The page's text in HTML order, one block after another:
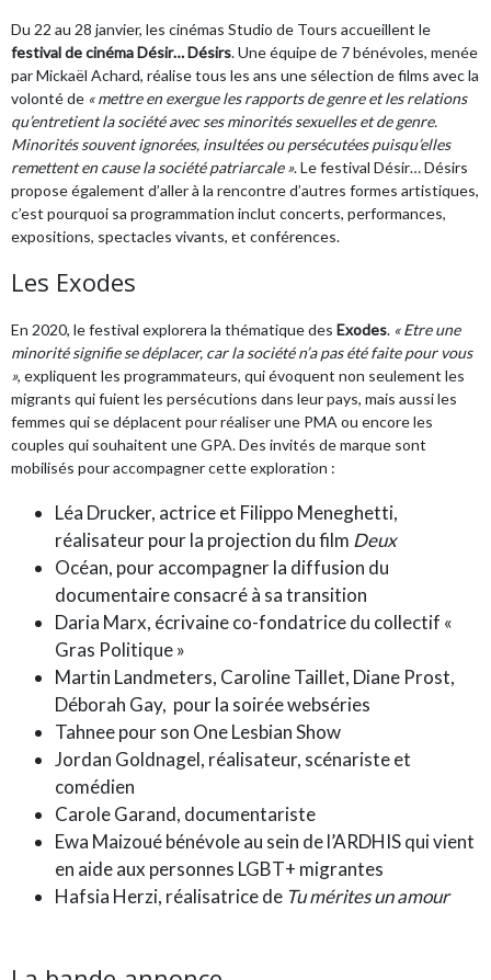
Du 22 au 28 janvier, les cinémas Studio de Tours accueillent le
festival de cinéma Désir… Désirs. Une équipe de 7 bénévoles, menée
par Mickaël Achard, réalise tous les ans une sélection de films avec la
volonté de « mettre en exergue les rapports de genre et les relations
qu’entretient la société avec ses minorités sexuelles et de genre.
Minorités souvent ignorées, insultées ou persécutées puisqu’elles
remettent en cause la société patriarcale ». Le festival Désir… Désirs
propose également d’aller à la rencontre d’autres formes artistiques,
c’est pourquoi sa programmation inclut concerts, performances,
expositions, spectacles vivants, et conférences.
Les Exodes
En 2020, le festival explorera la thématique des Exodes. « Etre une
minorité signifie se déplacer, car la société n’a pas été faite pour vous
», expliquent les programmateurs, qui évoquent non seulement les
migrants qui fuient les persécutions dans leur pays, mais aussi les
femmes qui se déplacent pour réaliser une PMA ou encore les
couples qui souhaitent une GPA. Des invités de marque sont
mobilisés pour accompagner cette exploration :
Léa Drucker, actrice et Filippo Meneghetti,
réalisateur pour la projection du film Deux
Océan, pour accompagner la diffusion du
documentaire consacré à sa transition
Daria Marx, écrivaine co-fondatrice du collectif «
Gras Politique »
Martin Landmeters, Caroline Taillet, Diane Prost,
Déborah Gay, pour la soirée webséries
Tahnee pour son One Lesbian Show
Jordan Goldnagel, réalisateur, scénariste et
comédien
Carole Garand, documentariste
Ewa Maizoué bénévole au sein de l’ARDHIS qui vient
en aide aux personnes LGBT+ migrantes
Hafsia Herzi, réalisatrice de Tu mérites un amour